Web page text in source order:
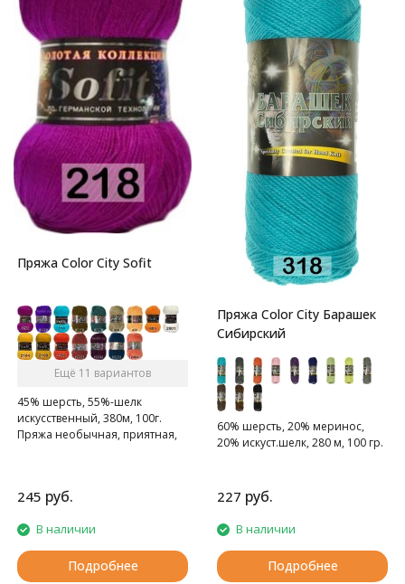
Пряжа Color City Sofit
Ещё 11 вариантов
45% шерсть, 55%-шелк
искусственный, 380м, 100г.
Пряжа необычная, приятная,
245 руб.
В наличии
Подробнее
Пряжа Color City Барашек
Сибирский
60% шерсть, 20% меринос,
20% искуст.шелк, 280 м, 100 гр.
227 руб.
В наличии
Подробнее